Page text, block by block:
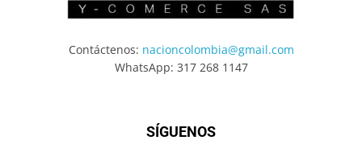
Contáctenos: nacioncolombia@gmail.com
WhatsApp: 317 268 1147
SÍGUENOS